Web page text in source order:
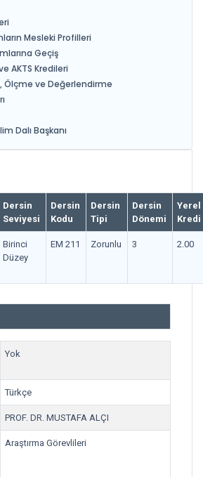
Mesleki Profilleri
Geçiş
AKTS Kredileri
Ölçme ve Değerlendirme
Dalı Başkanı
Dersin
Seviyesi
Dersin
Kodu
Dersin
Tipi
Dersin
Dönemi
Yerel
Kredi
Birinci
Düzey
EM 211 Zorunlu 3 2.00
Yok
Türkçe
PROF. DR. MUSTAFA ALÇI
Araştırma Görevlileri